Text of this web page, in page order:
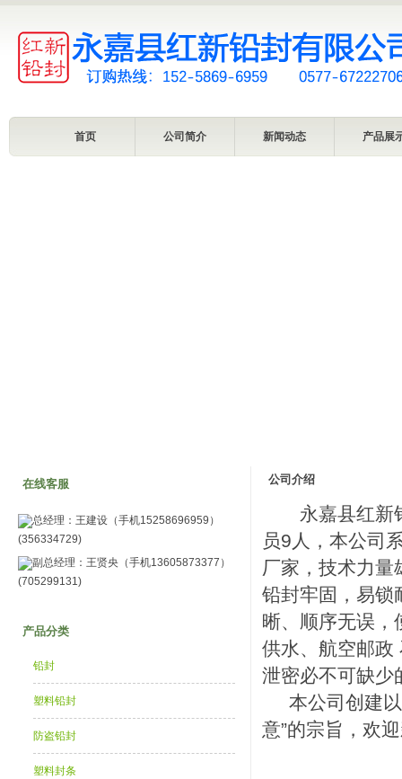
首页 公司简介 新闻动态 产品展
在线客服
总经理：王建设（手机15258696959）
(356334729)
副总经理：王贤央（手机13605873377）
(705299131)
产品分类
铅封
塑料铅封
防盗铅封
塑料封条
公司介绍
永嘉县红新铅
员9人，本公司
厂家，技术力量
铅封牢固，易锁
晰、顺序无误，
供水、航空邮政
泄密必不可缺少
本公司创建以
意”的宗旨，欢